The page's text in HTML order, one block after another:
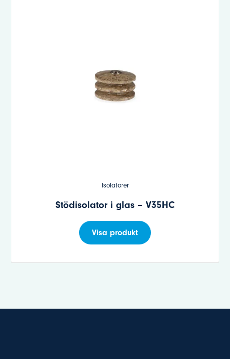
Isolatorer
Stödisolator i glas – V35HC
Visa produkt